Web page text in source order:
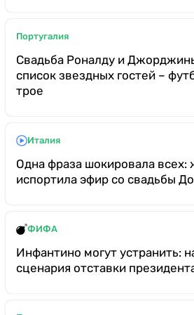
Португалия
Свадьба Роналду и
список звездных гостей –
трое
Италия
Одна фраза шокировала всех:
испортила эфир со свадьбы
ФИФА
Инфантино могут устранить:
сценария отставки